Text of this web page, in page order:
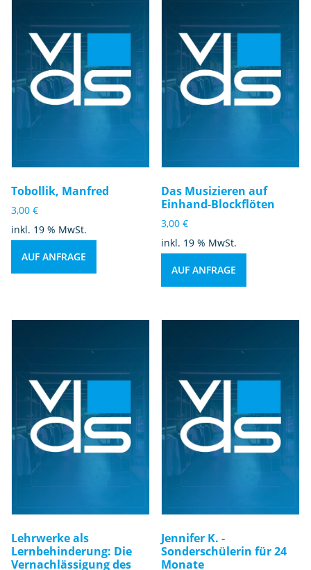
Tobollik, Manfred
3,00 €
inkl. 19 % MwSt.
AUF ANFRAGE
Das Musizieren auf
Einhand-Blockflöten
3,00€
inkl. 19 % MwSt.
AUF ANFRAGE
Lehrwerke als
Lernbehinderung: Die
Vernachlässigung des
Jennifer K. -
Sonderschülerin für 24
Monate